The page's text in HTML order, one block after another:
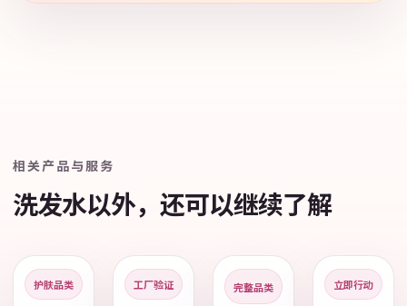
相关产品与服务
洗发水以外，还可以继续了解
护肤品类 工厂验证 完整品类 立即行动